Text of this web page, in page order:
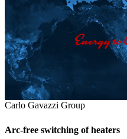
Carlo Gavazzi Group
Arc-free switching of heaters